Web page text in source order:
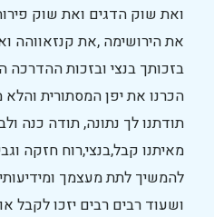
ואת שוק הדגים ואת שוק
את הירושימה ,את קנזאווהה
בזכותך בנצי ובזכות ההדרכה
הכרנו את יפן המסתורית
תודתנו לך נתונה, תודה כנה
מאיתנו קבל,בנצי,רוח חזקה
להמשיך לתת מעצמך
ושעוד רבים רבים יזכו לקבל